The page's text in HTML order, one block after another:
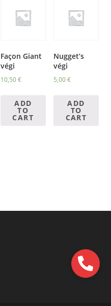
Façon Giant
végi
10,50€
ADD
TO
CART
Nugget’s
végi
5,00€
ADD
TO
CART